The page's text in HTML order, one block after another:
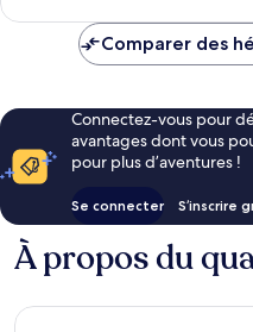
Comparer des
Connectez-vous pour
avantages dont vous
pour plus d’aventures !
Se connecter S’inscrire
À propos du